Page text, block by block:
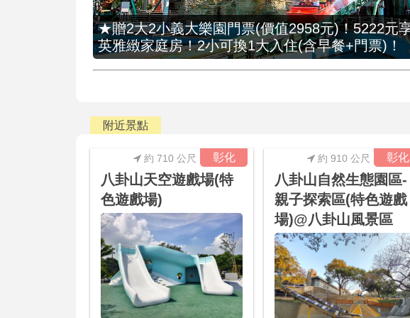
★贈2大2小義大樂園門票(價值2958元)！5222元
英雅緻家庭房！2小可換1大入住(含早餐+門票)！
附近景點
彰化
約 710 公尺
八卦山天空遊戲場(特
色遊戲場)
彰化
約 910 公尺
八卦山自然生態園區-
親子探索區(特色遊戲
場)@八卦山風景區